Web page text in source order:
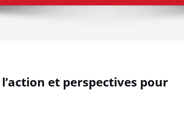
et perspectives pour